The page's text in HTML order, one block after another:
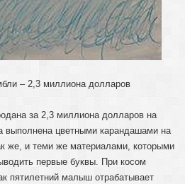
– 2,3 миллиона долларов
за 2,3 миллиона долларов на
выполнена цветными карандашами на
же, и теми же материалами, которыми
первые буквы. При косом
пятилетний малыш отрабатывает